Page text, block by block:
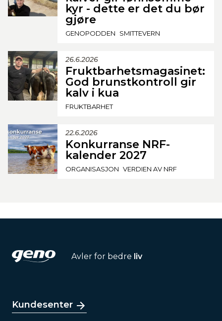
kyr - dette er det du bør
gjøre
GENOPODDEN SMITTEVERN
26.6.2026
Fruktbarhetsmagasinet:
God brunstkontroll gir
kalv i kua
FRUKTBARHET
22.6.2026
Konkurranse NRF-
kalender 2027
ORGANISASJON VERDIEN AV NRF
Avler for bedre liv
Kundesenter